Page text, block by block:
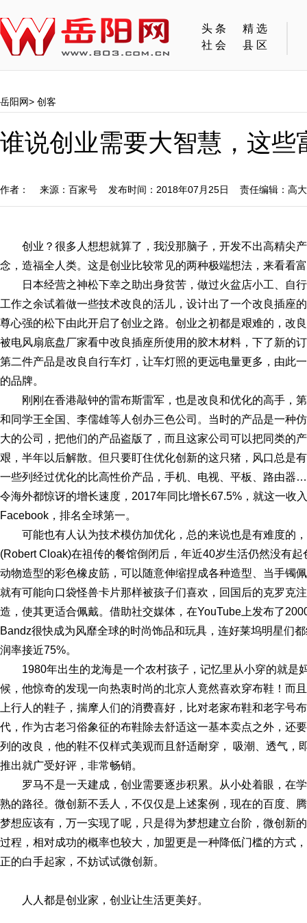
头条
精选
社会
县区
岳阳网> 创客
谁说创业需要大智慧，这
作者： 来源：百家号 发布时间：2018年07月25日 责任编辑：高
创业？很多人想想就算了，我没那脑子，开发不出高精尖
念，造福全人类。这是创业比较常见的两种极端想法，来看看
日本经营之神松下幸之助出身贫苦，做过火盆店小工、自
工作之余试着做一些技术改良的活儿，设计出了一个改良插座
尊心强的松下由此开启了创业之路。创业之初都是艰难的，改
被电风扇底盘厂家看中改良插座所使用的胶木材料，下了新的
第二件产品是改良自行车灯，让车灯照的更远电量更多，由此
的品牌。
刚刚在香港敲钟的雷布斯雷军，也是改良和优化的高手，
和同学王全国、李儒雄等人创办三色公司。当时的产品是一种
大的公司，把他们的产品盗版了，而且这家公司可以把同类的
艰，半年以后解散。但只要盯住优化创新的这只猪，风口总是
一些列经过优化的比高性价产品，手机、电视、平板、路由器
令海外都惊讶的增长速度，2017年同比增长67.5%，就这一收
Facebook，排名全球第一。
可能也有人认为技术模仿加优化，总的来说也是有难度的
(Robert Cloak)在祖传的餐馆倒闭后，年近40岁生活仍然没有
动物造型的彩色橡皮筋，可以随意伸缩捏成各种造型、当手镯
就有可能向口袋怪兽卡片那样被孩子们喜欢，回国后的克罗克
造，使其更适合佩戴。借助社交媒体，在YouTube上发布了
Bandz很快成为风靡全球的时尚饰品和玩具，连好莱坞明星们
润率接近75%。
1980年出生的龙海是一个农村孩子，记忆里从小穿的就是
候，他惊奇的发现一向热衷时尚的北京人竟然喜欢穿布鞋！而
上行人的鞋子，揣摩人们的消费喜好，比对老家布鞋和老字号
代，作为古老习俗象征的布鞋除去舒适这一基本卖点之外，还
列的改良，他的鞋不仅样式美观而且舒适耐穿， 吸潮、透气，
推出就广受好评，非常畅销。
罗马不是一天建成，创业需要逐步积累。从小处着眼，在
熟的路径。微创新不丢人，不仅仅是上述案例，现在的百度、
梦想应该有，万一实现了呢，只是得为梦想建立台阶，微创新
过程，相对成功的概率也较大，加盟更是一种降低门槛的方式
正的白手起家，不妨试试微创新。
人人都是创业家，创业让生活更美好。